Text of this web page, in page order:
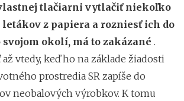
tlačiarni vytlačiť niekoľko
z papiera a rozniesť ich do
svojom okolí, má to zakázané .
vtedy, keď ho na základe žiadosti
prostredia SR zapíše do
neobalových výrobkov. K tomu